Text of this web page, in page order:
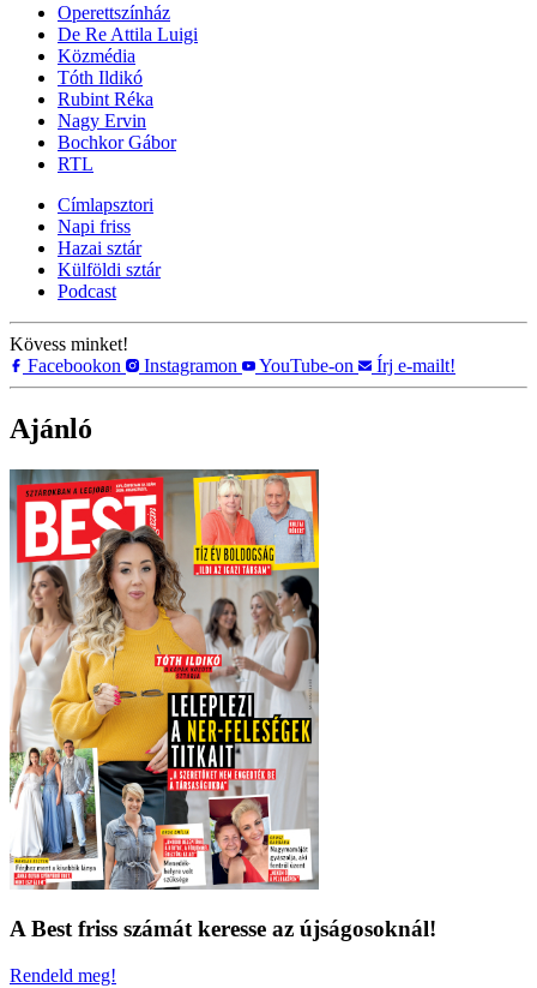
Operettszínház
De Re Attila Luigi
Közmédia
Tóth Ildikó
Rubint Réka
Nagy Ervin
Bochkor Gábor
RTL
Címlapsztori
Napi friss
Hazai sztár
Külföldi sztár
Podcast
Kövess minket!
Facebookon
Instagramon YouTube-on Írj e-mailt!
Ajánló
A Best friss számát keresse az újságosoknál!
Rendeld meg!